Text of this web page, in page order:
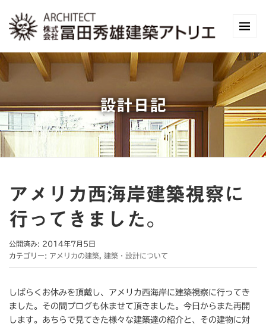
設計日記
アメリカ西海岸建築視察に
行ってきました。
公開済み: 2014年7月5日
カテゴリー: アメリカの建築 建築・設計について
しばらくお休みを頂戴し、アメリカ西海岸に建築視察に行ってき
ました。その間プログも休ませて頂きました。今日からまた再開
します。あちらで見てきた様々な建築達の紹介と、その建物に対